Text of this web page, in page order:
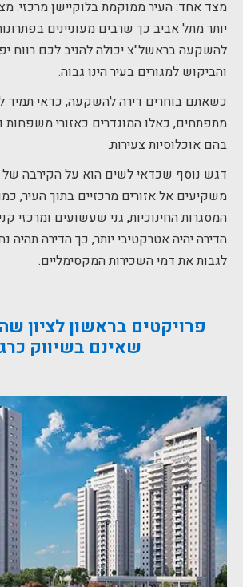
מצד אחד: העיר ממוקמת בלוקיישן מרכזי.
יותר מתל אביב כך שרבים מעוניינים
להשקעה בראשל"צ יכולה להניב לכם רווח
והביקוש למגורים בעיר הינו גבוה.
כשאתם בוחרים דירה להשקעה, כדאי תמיד
מתפתחים, כאלו המוגדרים כאזורי משפחות
בהם אוכלוסיות צעירות.
דגש נוסף שכדאי לשים הוא על הקירבה
משקיעים אל אזורים מרכזיים בתוך העיר,
המסגרות החינוכיות, גני שעשועים ומרכזי
הדירה יהיה אטרקטיבי יותר, כך הדירה תהיה
לגבות את דמי השכירות המקסימליים.
פרויקטים בראשון לציון
שאינם בשיווק